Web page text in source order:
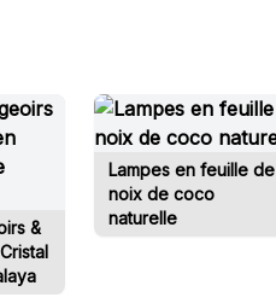
&
Lampes en feuille de
noix de coco
naturelle